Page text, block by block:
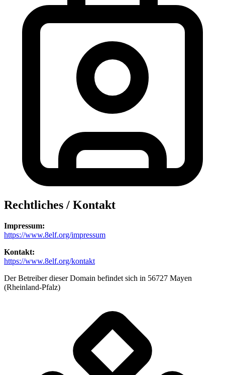
Rechtliches / Kontakt
Impressum:
https://www.8elf.org/impressum
Kontakt:
https://www.8elf.org/kontakt
Der Betreiber dieser Domain befindet sich in 56727 Mayen
(Rheinland-Pfalz)